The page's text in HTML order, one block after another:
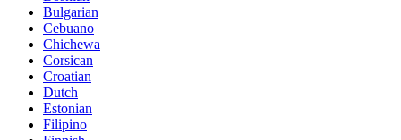
Bulgarian
Cebuano
Chichewa
Corsican
Croatian
Dutch
Estonian
Filipino